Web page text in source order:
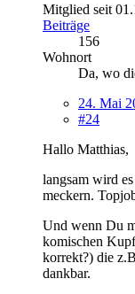
Mitglied seit
Beiträge
156
Wohnort
Da, wo
24. Mai
#24
Hallo Matthias,
langsam wird
meckern.
Und wenn Du
komischen
korrekt?) die
dankbar.